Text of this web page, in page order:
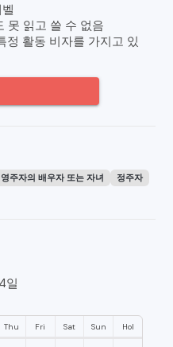
읽고 쓸 수 없음
활동 비자를 가지고 있
영주자의 배우자 또는 자녀
정주자
4일
Thu Fri Sat Sun Hol